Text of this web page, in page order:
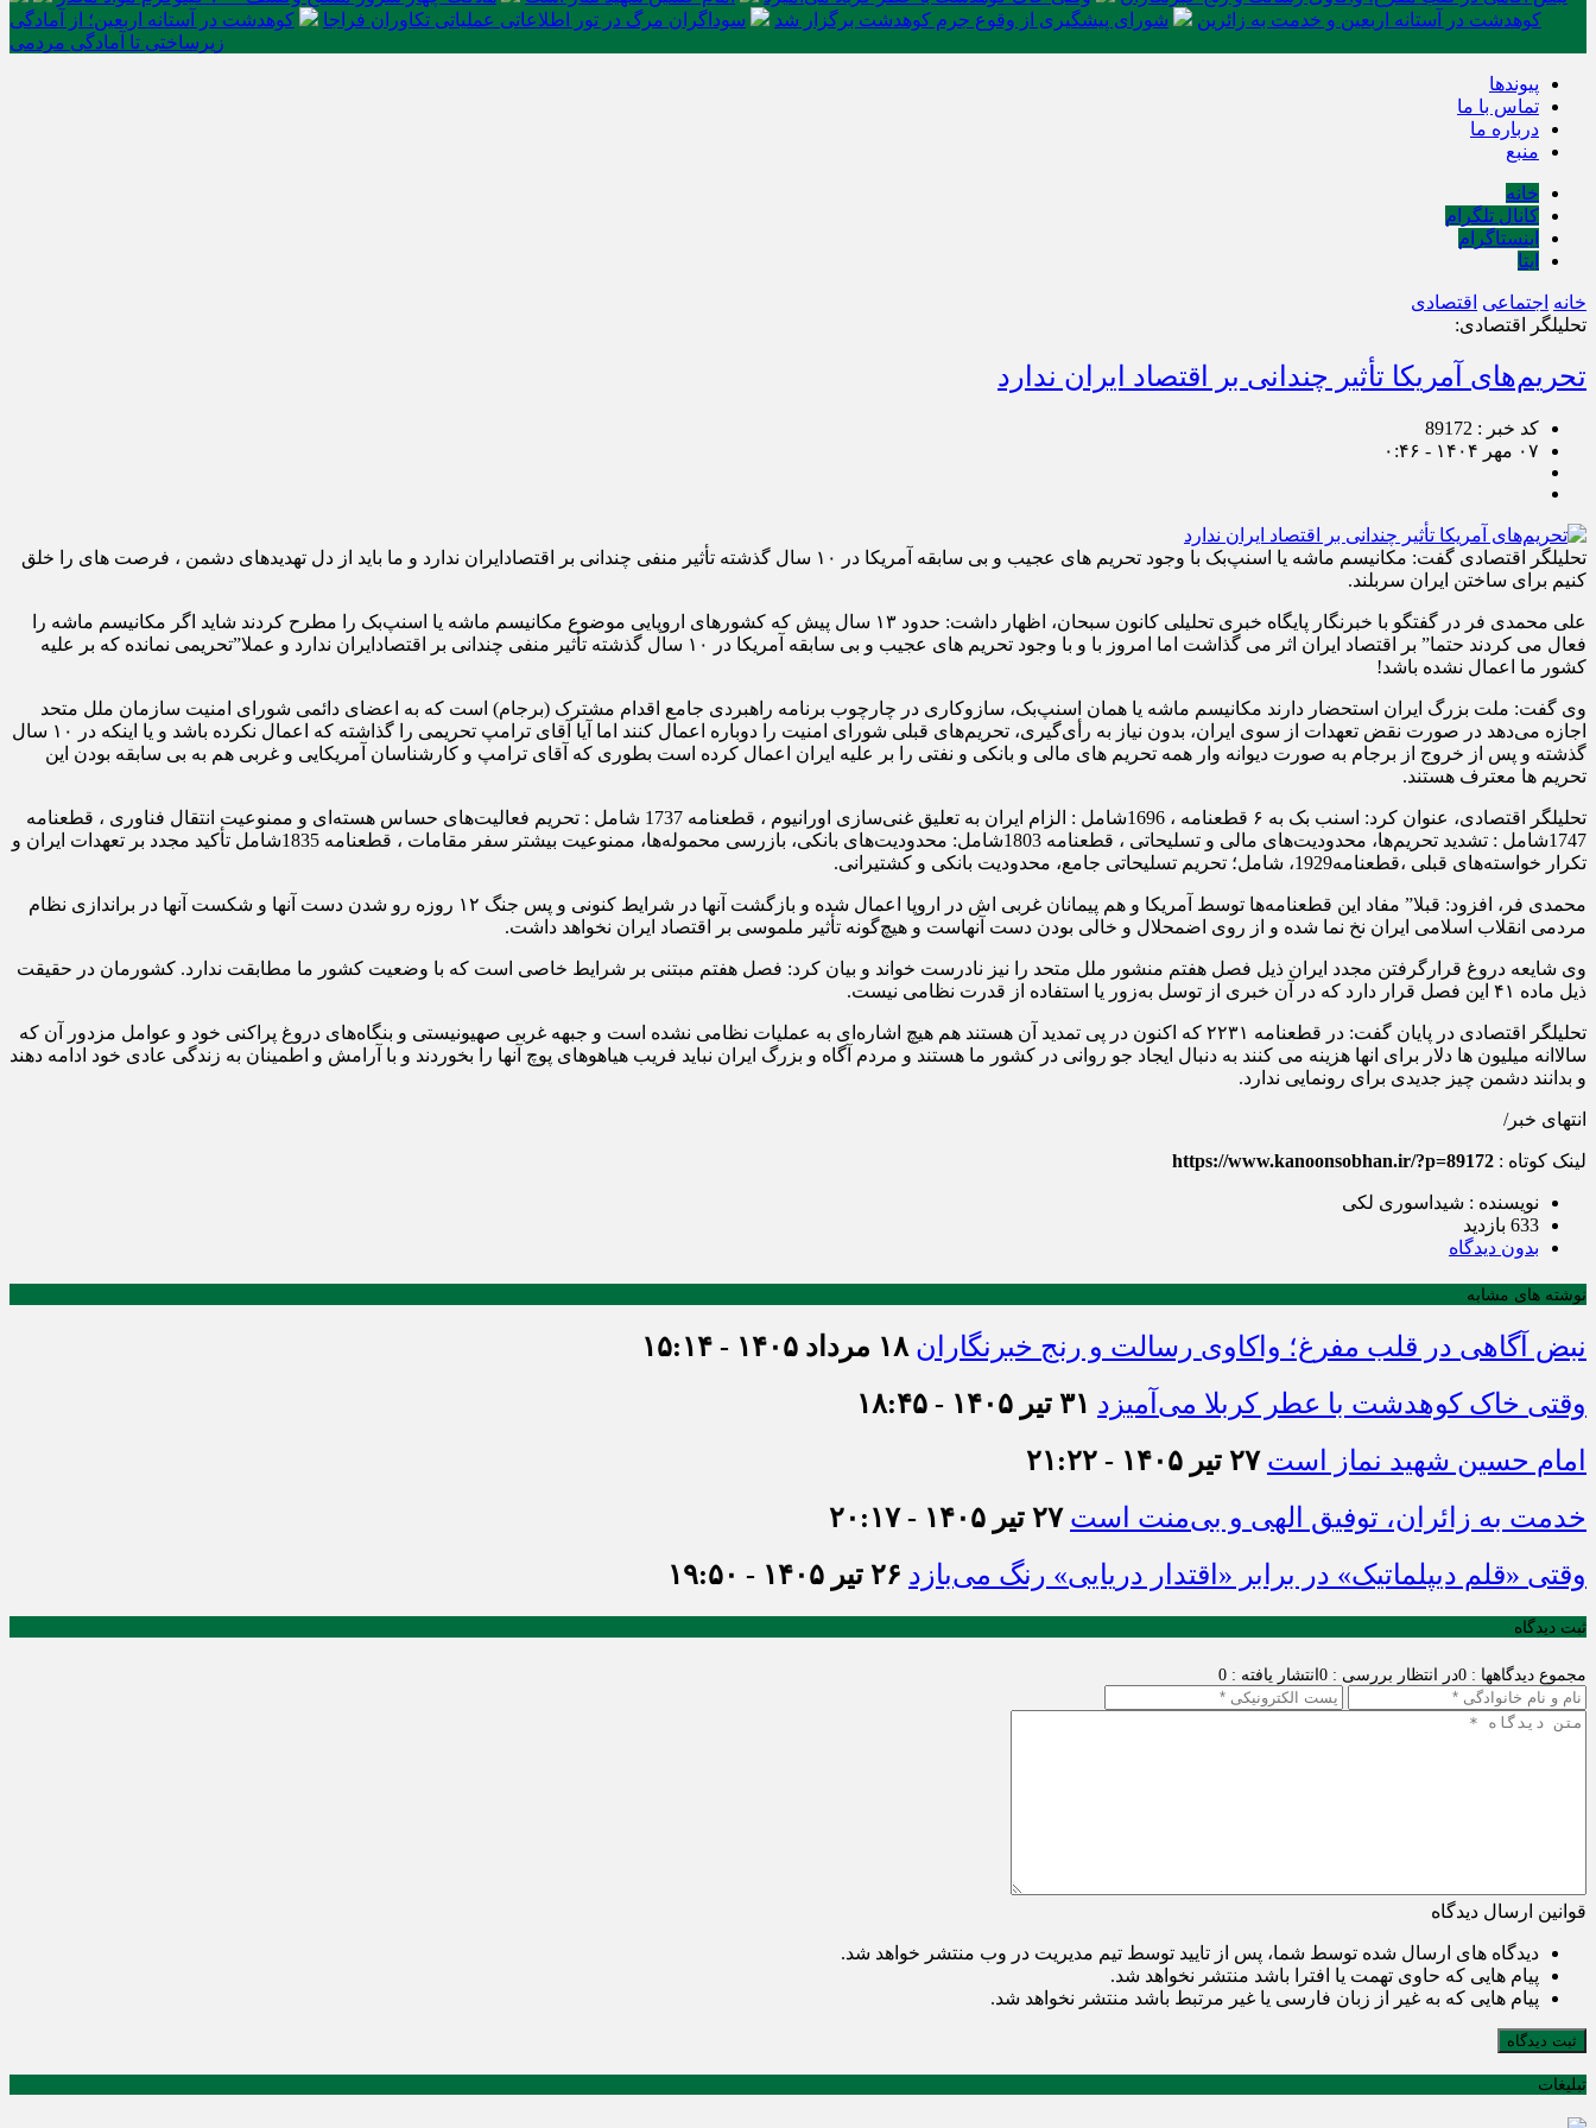
کوهدشت در آستانه اربعین و خدمت‌ به زائرین
شورای پیشگیری از وقوع جرم کوهدشت برگزار شد سوداگران مرگ در تور اطلاعاتی عملیاتی تکاوران فراجا
کوهدشت در آستانه اربعین؛ از آمادگی
زیرساختی تا آمادگی مردمی
پیوندها
تماس با ما
درباره ما
منبع
خانه
کانال تلگرام
اینستاگرام
ایتا
خانه اجتماعی اقتصادی
تحلیلگر اقتصادی:
تحریم‌های آمریکا تأثیر چندانی بر اقتصاد ایران ندارد
کد خبر : 89172
۰۷ مهر ۱۴۰۴ - ۰:۴۶
تحلیلگر اقتصادی گفت: مکانیسم ماشه یا اسنپ‌بک با وجود تحریم های عجیب و بی سابقه آمریکا در ۱۰ سال گذشته تأثیر منفی چندانی بر اقتصادایران ندارد و ما باید از دل تهدیدهای دشمن ، فرصت های را خلق
کنیم برای ساختن ایران سربلند.
علی محمدی فر در گفتگو با خبرنگار پایگاه خبری تحلیلی کانون سبحان، اظهار داشت: حدود ۱۳ سال پیش که کشورهای اروپایی موضوع مکانیسم ماشه یا اسنپ‌بک را مطرح کردند شاید اگر مکانیسم ماشه را
فعال می کردند حتما” بر اقتصاد ایران اثر می گذاشت اما امروز با و با وجود تحریم های عجیب و بی سابقه آمریکا در ۱۰ سال گذشته تأثیر منفی چندانی بر اقتصادایران ندارد و‌ عملا”تحریمی نمانده که بر علیه
کشور ما اعمال نشده باشد!
وی گفت: ملت بزرگ ایران استحضار دارند مکانیسم ماشه یا همان اسنپ‌بک، سازوکاری در چارچوب برنامه راهبردی جامع اقدام مشترک (برجام) است که به اعضای دائمی شورای امنیت سازمان ملل متحد
اجازه می‌دهد در صورت نقض تعهدات از سوی ایران، بدون نیاز به رأی‌گیری، تحریم‌های قبلی شورای امنیت را دوباره اعمال کنند اما آیا آقای ترامپ تحریمی را گذاشته که اعمال نکرده باشد و یا اینکه در ۱۰ سال
گذشته و پس از خروج از برجام به صورت دیوانه وار همه تحریم های مالی و بانکی و نفتی را بر علیه ایران اعمال کرده است بطوری که آقای ترامپ و کارشناسان آمریکایی و غربی هم به بی سابقه بودن این
تحریم ها معترف هستند.
تحلیلگر اقتصادی، عنوان کرد: اسنب بک به ۶ قطعنامه ، 1696شامل : الزام ایران به تعلیق غنی‌سازی اورانیوم ، قطعنامه 1737 شامل : تحریم فعالیت‌های حساس هسته‌ای و ممنوعیت انتقال فناوری ، قطعنامه
1747شامل : تشدید تحریم‌ها، محدودیت‌های مالی و تسلیحاتی ، قطعنامه 1803شامل: محدودیت‌های بانکی، بازرسی محموله‌ها، ممنوعیت بیشتر سفر مقامات ، قطعنامه 1835شامل تأکید مجدد بر تعهدات ایران و
تکرار خواسته‌های قبلی ،قطعنامه1929، شامل؛ تحریم تسلیحاتی جامع، محدودیت بانکی و کشتیرانی.
محمدی فر، افزود: قبلا” مفاد این قطعنامه‌ها توسط آمریکا و هم پیمانان غربی اش در اروپا اعمال شده و بازگشت آنها در شرایط کنونی و‌ پس جنگ ۱۲ روزه رو شدن دست آنها و شکست آنها در براندازی نظام
مردمی انقلاب اسلامی ایران نخ نما شده و از روی اضمحلال و خالی بودن دست آنهاست و هیچ‌گونه تأثیر ملموسی بر اقتصاد ایران نخواهد داشت.
وی شایعه دروغ قرارگرفتن مجدد ایران ذیل فصل هفتم منشور ملل متحد را نیز نادرست خواند و بیان کرد: فصل هفتم مبتنی بر شرایط خاصی است که با وضعیت کشور ما مطابقت ندارد. کشورمان در حقیقت
ذیل ماده ۴۱ این فصل قرار دارد که در آن خبری از توسل به‌زور یا استفاده از قدرت نظامی نیست.
تحلیلگر اقتصادی در پایان گفت: در قطعنامه ۲۲۳۱ که اکنون در پی تمدید آن هستند هم هیچ اشاره‌ای به عملیات نظامی نشده است و جبهه غربی صهیونیستی و بنگاه‌های دروغ پراکنی خود و عوامل مزدور آن که
سالاانه میلیون ها دلار برای انها هزینه می کنند به دنبال ایجاد جو روانی در کشور ما هستند و مردم آگاه و بزرگ ایران نباید فریب هیاهوهای پوچ آنها را بخوردند و با آرامش و اطمینان به زندگی عادی خود ادامه دهند
و بدانند دشمن چیز جدیدی برای رونمایی ندارد.
انتهای خبر/
لینک کوتاه : https://www.kanoonsobhan.ir/?p=89172
نویسنده : شیداسوری لکی
633 بازدید
بدون دیدگاه
نوشته های مشابه
نبض آگاهی در قلب مفرغ؛ واکاوی رسالت و رنج خبرنگاران ۱۸ مرداد ۱۴۰۵ - ۱۵:۱۴
وقتی خاک کوهدشت با عطر کربلا می‌آمیزد ۳۱ تیر ۱۴۰۵ - ۱۸:۴۵
امام حسین شهید نماز است ۲۷ تیر ۱۴۰۵ - ۲۱:۲۲
خدمت به زائران، توفیق الهی و بی‌منت است ۲۷ تیر ۱۴۰۵ - ۲۰:۱۷
وقتی «قلم دیپلماتیک» در برابر «اقتدار دریایی» رنگ می‌بازد ۲۶ تیر ۱۴۰۵ - ۱۹:۵۰
ثبت دیدگاه
مجموع دیدگاهها : 0 در انتظار بررسی : 0 انتشار یافته : 0
قوانین ارسال دیدگاه
دیدگاه های ارسال شده توسط شما، پس از تایید توسط تیم مدیریت در وب منتشر خواهد شد.
پیام هایی که حاوی تهمت یا افترا باشد منتشر نخواهد شد.
پیام هایی که به غیر از زبان فارسی یا غیر مرتبط باشد منتشر نخواهد شد.
ثبت دیدگاه
تبلیغات